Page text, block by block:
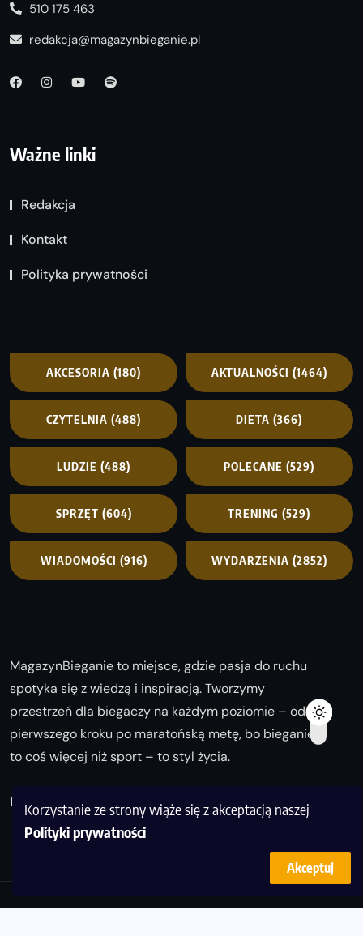
Korzystanie ze strony wiąże się z akceptacją naszej
Polityki prywatności
Akceptuj
510 175 463
redakcja@magazynbieganie.pl
Ważne linki
Redakcja
Kontakt
Polityka prywatności
AKCESORIA (180) AKTUALNOŚCI (1464)
CZYTELNIA (488) DIETA (366)
LUDZIE (488) POLECANE (529)
SPRZĘT (604) TRENING (529)
WIADOMOŚCI (916) WYDARZENIA (2852)
MagazynBieganie to miejsce, gdzie pasja do ruchu
spotyka się z wiedzą i inspiracją. Tworzymy
przestrzeń dla biegaczy na każdym poziomie – od
pierwszego kroku po maratońską metę, bo bieganie
to coś więcej niż sport – to styl życia.
Biegaj z nami i odkrywaj swoją najlepszą wersję!